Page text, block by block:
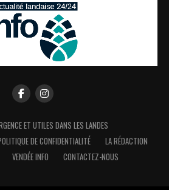
ET UTILES DANS LES LANDES
DE CONFIDENTIALITÉ
LA RÉDACTION
VENDÉE INFO CONTACTEZ-NOUS